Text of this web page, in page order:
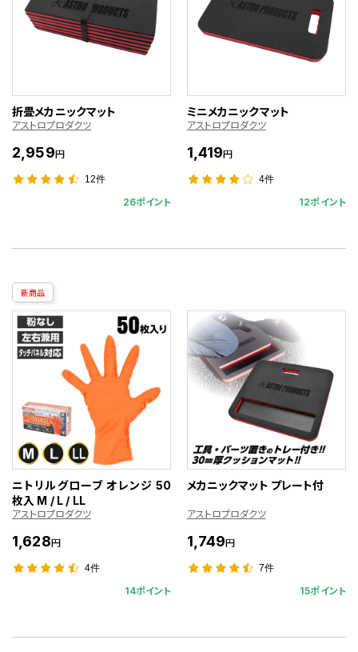
折畳メカニックマット
アストロプロダクツ
2,959円
12件
26ポイント
ミニメカニックマット
アストロプロダクツ
1,419円
4件
12ポイント
新商品
ニトリルグローブ オレンジ 50
枚入 M / L / LL
アストロプロダクツ
1,628円
4件
14ポイント
メカニックマット プレート付
アストロプロダクツ
1,749円
7件
15ポイント